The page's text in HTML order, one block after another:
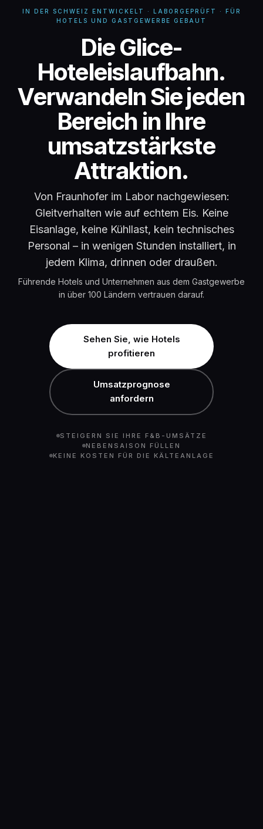
IN DER SCHWEIZ ENTWICKELT · LABORGEPRÜFT · FÜR
HOTELS UND GASTGEWERBE GEBAUT
Glice-
Die Glice-
Hoteleislaufbahn.
Verwandeln Sie jeden
Bereich in Ihre
umsatzstärkste
Attraktion.
Von Fraunhofer im Labor nachgewiesen:
Gleitverhalten wie auf echtem Eis. Keine
Eisanlage, keine Kühllast, kein technisches
Personal – in wenigen Stunden installiert, in
jedem Klima, drinnen oder draußen.
Führende Hotels und Unternehmen aus dem Gastgewerbe
in über 100 Ländern vertrauen darauf.
Sehen Sie, wie Hotels
profitieren
Umsatzprognose
anfordern
STEIGERN SIE IHRE F&B-UMSÄTZE
NEBENSAISON FÜLLEN
KEINE KOSTEN FÜR DIE KÄLTEANLAGE